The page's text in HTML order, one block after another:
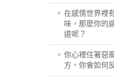
在感情世界裡
味，那麼你的
道呢？
你心裡住著惡
方，你會如何